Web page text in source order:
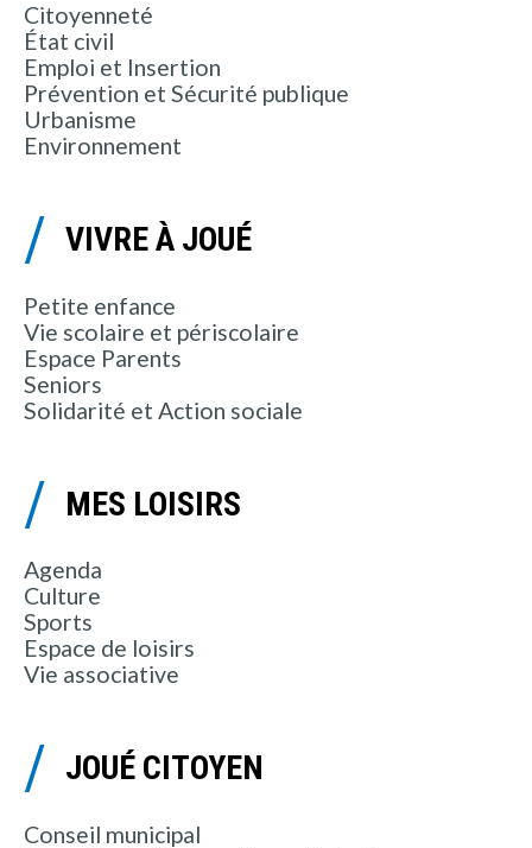
Citoyenneté
État civil
Emploi et Insertion
Prévention et Sécurité publique
Urbanisme
Environnement
VIVRE À JOUÉ
Petite enfance
Vie scolaire et périscolaire
Espace Parents
Seniors
Solidarité et Action sociale
MES LOISIRS
Agenda
Culture
Sports
Espace de loisirs
Vie associative
JOUÉ CITOYEN
Conseil municipal